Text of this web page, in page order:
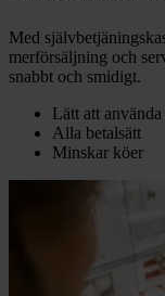
Med
merförsäljning och
snabbt och smidigt.
Lätt att använda
Alla betalsätt
Minskar köer